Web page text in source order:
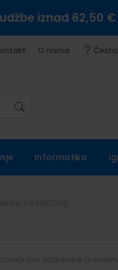
iznad 62,50 €
O nama
Informatika